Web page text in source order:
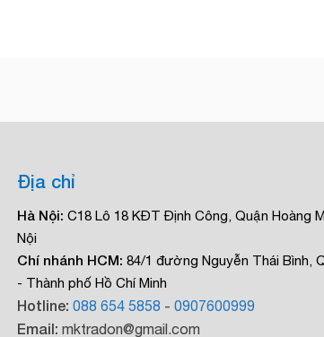
Địa chỉ
Hà Nội: C18 Lô 18 KĐT Định Công, Quận Hoàng
Nội
Chí nhánh HCM: 84/1 đường Nguyễn Thái Bình,
- Thành phố Hồ Chí Minh
Hotline:088 654 5858 -0907600999
Email: mktradon@gmail.com